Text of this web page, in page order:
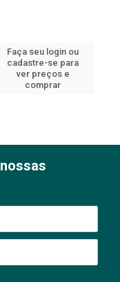
Faça seu login ou
cadastre-se para
ver preços e
comprar